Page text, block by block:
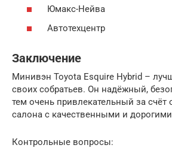
Юмакс-Нейва
Автотехцентр
Заключение
Минивэн Toyota Esquire Hybrid –
своих собратьев. Он надёжный,
тем очень привлекательный за счёт
салона с качественными и
Контрольные вопросы: